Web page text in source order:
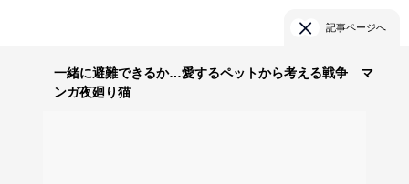
記事ページへ
一緒に避難できるか…愛するペットから考える戦争 マ
ンガ夜廻り猫